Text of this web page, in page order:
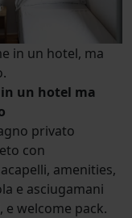
in un hotel ma
privato
con
amenities,
e asciugamani
e welcome pack.